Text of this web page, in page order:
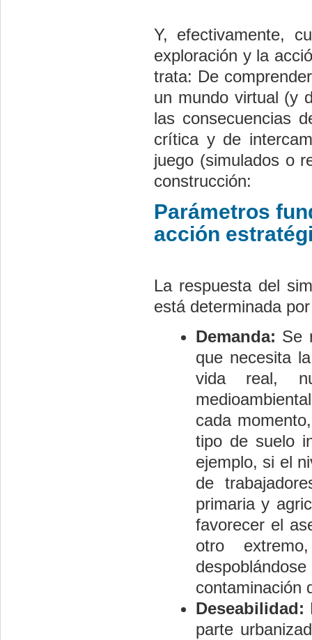
Y, efectivamente,
exploración y la
trata: De
un mundo virtual (y
las consecuencias
crítica y de
juego (simulados o
construcción:
Parámetros
acción
La respuesta del
está determinada
Demanda: Se
que necesita
vida real,
cada
tipo de suelo
ejemplo, si el
de
primaria y
favorecer el
otro
contaminación
Deseabilidad:
parte